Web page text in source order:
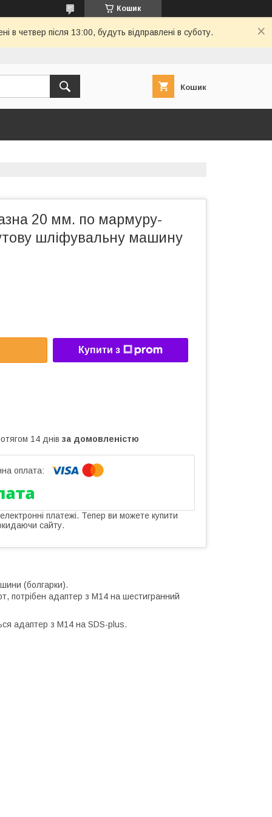
Кошик
в четвер після 13:00, будуть відправлені в суботу.
Кошик
20 мм. по мармуру-
шліфувальну машину
Купити з
14 днів за домовленістю
платежі. Тепер ви можете купити
сайту.
(болгарки).
потрібен адаптер з М14 на шестигранний
адаптер з M14 на SDS-plus.